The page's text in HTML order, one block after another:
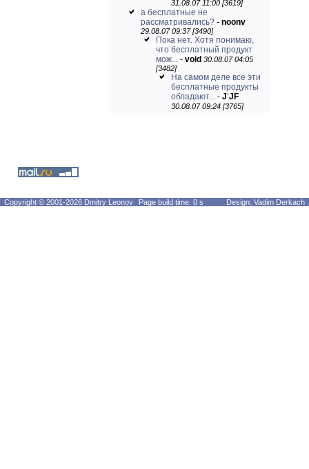
31.08.07 11:00 [3619]
а бесплатные не
рассматривались? - noonv
29.08.07 09:37 [3490]
Пока нет. Хотя понимаю,
что бесплатный продукт
мож... - void 30.08.07 04:05
[3482]
На самом деле все эти
бесплатные продукты
обладают... - J'JF
30.08.07 09:24 [3765]
Copyright © 2001-2026 Dmitry Leonov Page build time: 0 s Design: Vadim Derkach